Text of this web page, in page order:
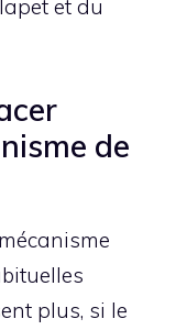
et du
de
plus, si le